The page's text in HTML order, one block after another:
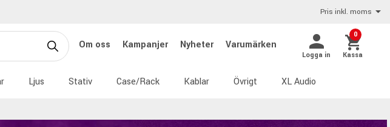
Pris inkl. moms
Om oss Kampanjer Nyheter Varumärken
Logga in
0
Kassa
Ljus Stativ Case/Rack Kablar Övrigt XL Audio